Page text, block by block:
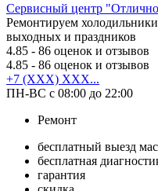
Сервисный центр
Ремонтируем
выходных и праздников
4.85 - 86 оценок и отзывов
4.85 - 86 оценок и отзывов
+7 (XXX) XXX...
ПН-ВС с 08:00 до 22:00
Ремонт
бесплатный выезд
бесплатная
гарантия